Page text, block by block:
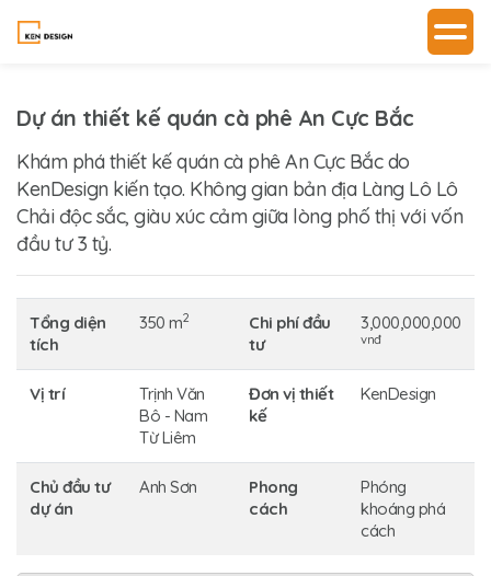
Dự án thiết kế quán cà phê An Cực Bắc
Khám phá thiết kế quán cà phê An Cực Bắc do
KenDesign kiến tạo. Không gian bản địa Làng Lô Lô
Chải độc sắc, giàu xúc cảm giữa lòng phố thị với vốn
đầu tư 3 tỷ.
Tổng diện
tích
350 m2
Chi phí đầu
tư
3,000,000,000
vnđ
Vị trí
Trịnh Văn
Bô - Nam
Từ Liêm
Đơn vị thiết
kế
KenDesign
Chủ đầu tư
dự án
Anh Sơn
Phong
cách
Phóng
khoáng phá
cách